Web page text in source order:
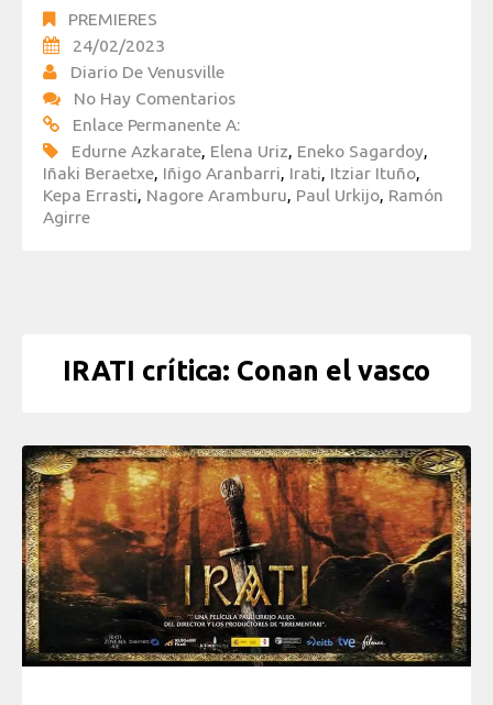
PREMIERES
24/02/2023
Diario De Venusville
No Hay Comentarios
Enlace Permanente A:
Edurne Azkarate, Elena Uriz, Eneko Sagardoy,
Iñaki Beraetxe, Iñigo Aranbarri, Irati, Itziar Ituño,
Kepa Errasti, Nagore Aramburu, Paul Urkijo, Ramón
Agirre
IRATI crítica: Conan el vasco